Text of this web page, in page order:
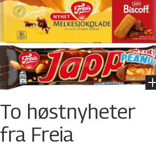
To høstnyheter
fra Freia